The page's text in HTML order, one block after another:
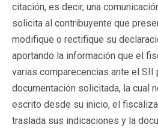
citación, es decir, una
solicita al contribuyente que
modifique o rectifique su
aportando la información que el
varias comparecencias ante el SII
documentación solicitada, la cual
escrito desde su inicio, el
traslada sus indicaciones y la